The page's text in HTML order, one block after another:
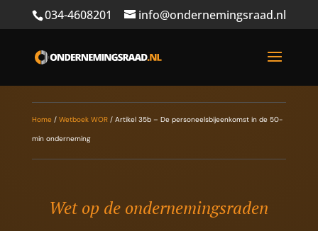
034-4608201 info@ondernemingsraad.nl
Home/ Wetboek WOR/ Artikel 35b – De personeelsbijeenkomst in de 50-
min onderneming
Wet op de ondernemingsraden